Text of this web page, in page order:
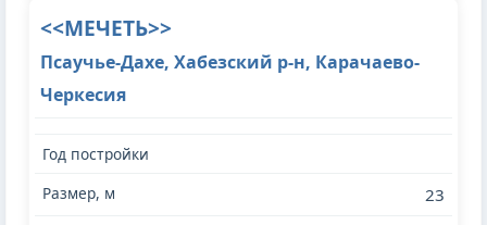
<<МЕЧЕТЬ>>
Псаучье-Дахе, Хабезский р-н, Карачаево-
Черкесия
23